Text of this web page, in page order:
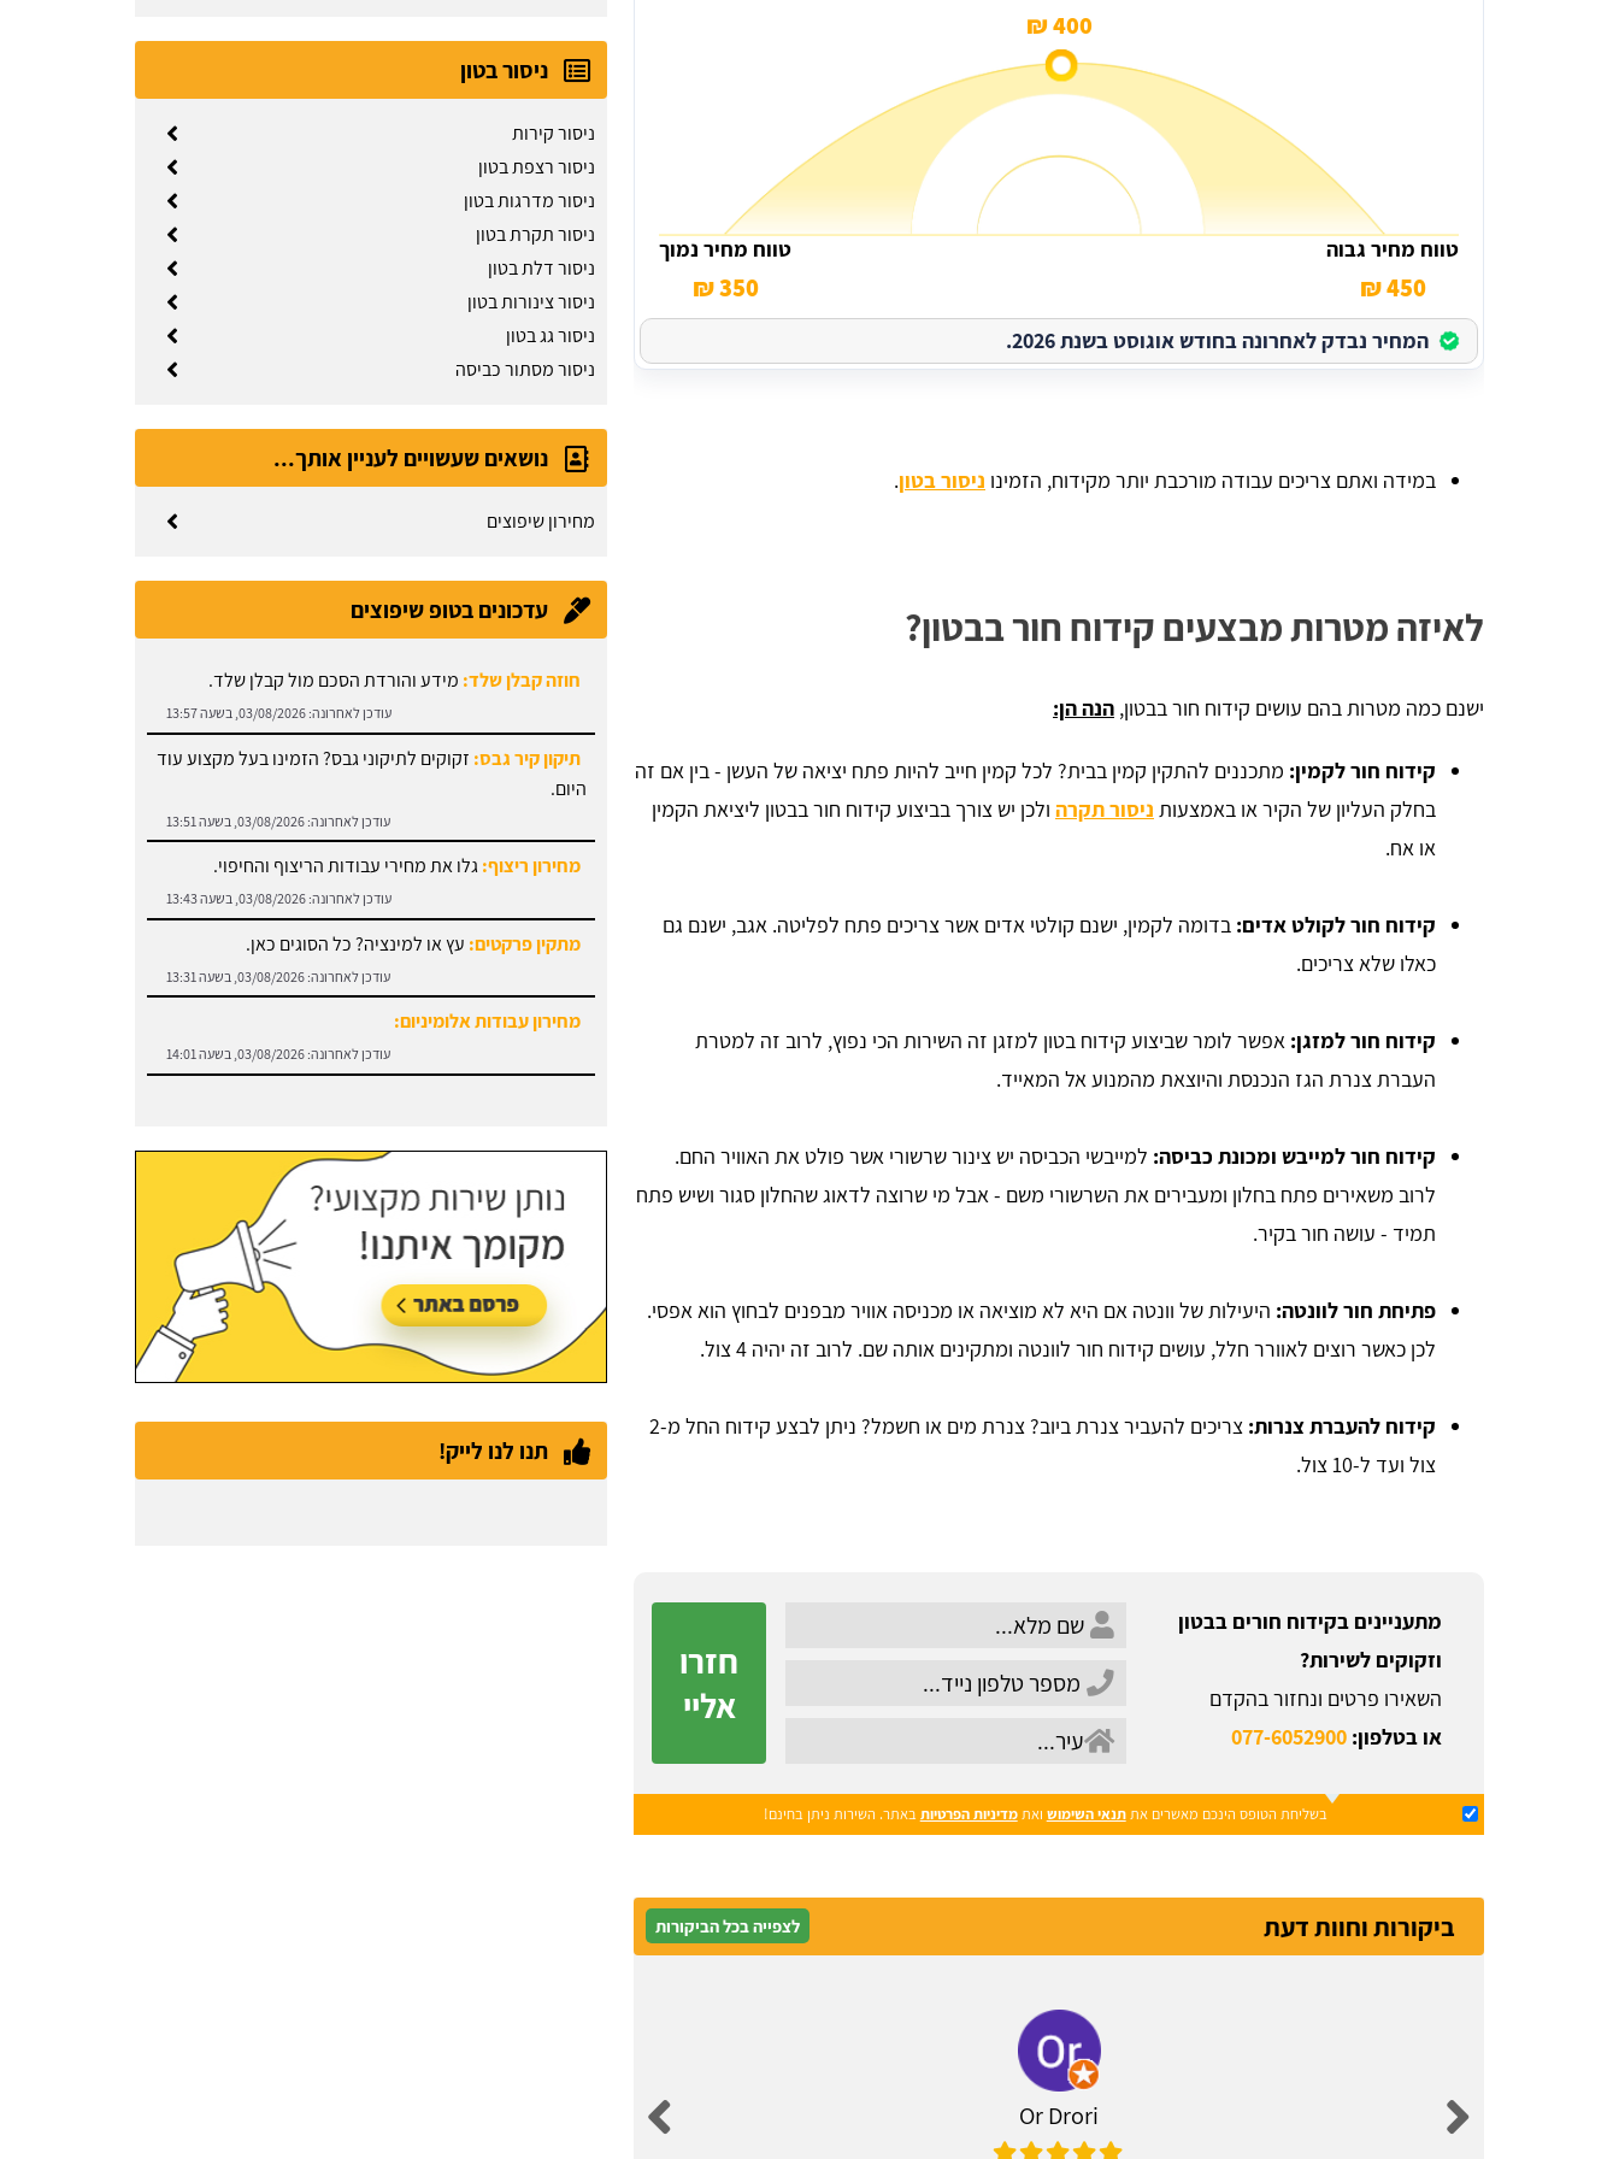
400 ₪
טווח מחיר גבוה
450 ₪
טווח מחיר נמוך
350 ₪
המחיר נבדק לאחרונה בחודש אוגוסט בשנת 2026.
במידה ואתם צריכים עבודה מורכבת יותר מקידוח, הזמינו ניסור בטון.
לאיזה מטרות מבצעים קידוח חור בבטון?
ישנם כמה מטרות בהם עושים קידוח חור בבטון, הנה הן:
קידוח חור לקמין: מתכננים להתקין קמין בבית? לכל קמין חייב להיות פתח יציאה של העשן - בין אם זה
בחלק העליון של הקיר או באמצעות ניסור תקרה ולכן יש צורך בביצוע קידוח חור בבטון ליציאת הקמין
או אח.
קידוח חור לקולט אדים: בדומה לקמין, ישנם קולטי אדים אשר צריכים פתח לפליטה. אגב, ישנם גם
כאלו שלא צריכים.
קידוח חור למזגן: אפשר לומר שביצוע קידוח בטון למזגן זה השירות הכי נפוץ, לרוב זה למטרת
העברת צנרת הגז הנכנסת והיוצאת מהמנוע אל המאייד.
קידוח חור למייבש ומכונת כביסה: למייבשי הכביסה יש צינור שרשורי אשר פולט את האוויר החם.
לרוב משאירים פתח בחלון ומעבירים את השרשורי משם - אבל מי שרוצה לדאוג שהחלון סגור ושיש פתח
תמיד - עושה חור בקיר.
פתיחת חור לוונטה: היעילות של וונטה אם היא לא מוציאה או מכניסה אוויר מבפנים לבחוץ הוא אפסי.
לכן כאשר רוצים לאוורר חלל, עושים קידוח חור לוונטה ומתקינים אותה שם. לרוב זה יהיה 4 צול.
קידוח להעברת צנרות:
צריכים להעביר צנרת ביוב? צנרת מים או חשמל? ניתן לבצע קידוח החל מ-2
צול ועד ל-10 צול.
מתעניינים בקידוח חורים בבטון
וזקוקים לשירות?
השאירו פרטים ונחזור בהקדם
או בטלפון: 077-6052900
חזרו
אליי
בשליחת הטופס הינכם מאשרים אתתנאי השימוש ואתמדיניות הפרטיותבאתר. השירות ניתן בחינם!
ביקורות וחוות דעת לצפייה בכל הביקורות
Or Drori
ניסור בטון
ניסור קירות
ניסור רצפת בטון
ניסור מדרגות בטון
ניסור תקרת בטון
ניסור דלת בטון
ניסור צינורות בטון
ניסור גג בטון
ניסור מסתור כביסה
נושאים שעשויים לעניין אותך...
מחירון שיפוצים
עדכונים בטופ שיפוצים
חוזה קבלן שלד: מידע והורדת הסכם מול קבלן שלד.
עודכן לאחרונה: 03/08/2026, בשעה 13:57
תיקון קיר גבס: זקוקים לתיקוני גבס? הזמינו בעל מקצוע עוד
היום.
עודכן לאחרונה: 03/08/2026, בשעה 13:51
מחירון ריצוף:גלו את מחירי עבודות הריצוף והחיפוי.
עודכן לאחרונה: 03/08/2026, בשעה 13:43
מתקין פרקטים: עץ או למינציה? כל הסוגים כאן.
עודכן לאחרונה: 03/08/2026, בשעה 13:31
מחירון עבודות אלומיניום:
עודכן לאחרונה: 03/08/2026, בשעה 14:01
תנו לנו לייק!